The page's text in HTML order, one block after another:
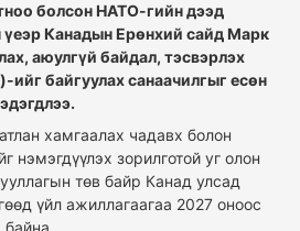
болсон НАТО-гийн дээд
Канадын Ерөнхий сайд Марк
аюулгүй байдал, тэсвэрлэх
ийг байгуулах санаачилгыг есөн
хамгаалах чадавх болон
нэмэгдүүлэх зорилготой уг олон
төв байр Канад улсад
үйл ажиллагаагаа 2027 оноос